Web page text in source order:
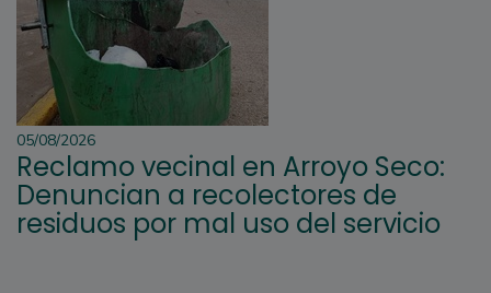
05/08/2026
Reclamo vecinal en Arroyo Seco:
Denuncian a recolectores de
residuos por mal uso del servicio